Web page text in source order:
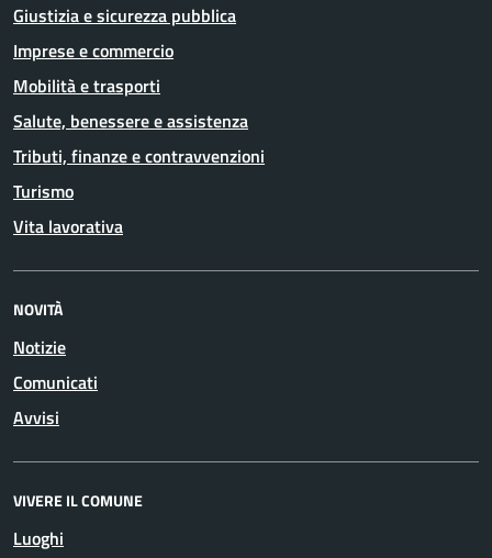
Giustizia e sicurezza pubblica
Imprese e commercio
Mobilità e trasporti
Salute, benessere e assistenza
Tributi, finanze e contravvenzioni
Turismo
Vita lavorativa
NOVITÀ
Notizie
Comunicati
Avvisi
VIVERE IL COMUNE
Luoghi